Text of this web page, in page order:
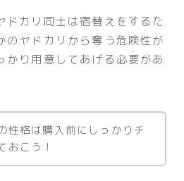
ドカリ同士は宿替えをするた
のヤドカリから奪う危険性が
かり用意してあげる必要があ
性格は購入前にしっかりチ
おこう！